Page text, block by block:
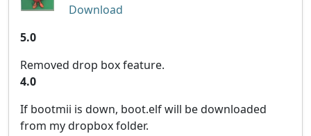
Download
5.0
Removed drop box feature.
4.0
If bootmii is down, boot.elf will be downloaded
from my dropbox folder.